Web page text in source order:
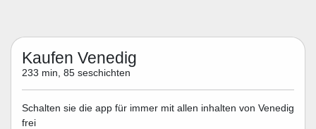
Kaufen Venedig
233 min, 85 seschichten
Schalten sie die app für immer mit allen inhalten von Venedig
frei